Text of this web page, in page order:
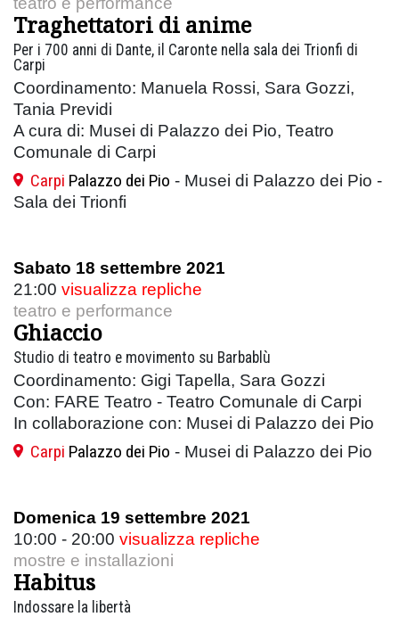
Traghettatori di anime
Per i 700 anni di Dante, il Caronte nella sala dei Trionfi di
Carpi
Coordinamento: Manuela Rossi, Sara Gozzi,
Tania Previdi
A cura di: Musei di Palazzo dei Pio, Teatro
Comunale di Carpi
Carpi Palazzo dei Pio - Musei di Palazzo dei Pio -
Sala dei Trionfi
Sabato 18 settembre 2021
21:00 visualizza repliche
teatro e performance
Ghiaccio
Studio di teatro e movimento su Barbablù
Coordinamento: Gigi Tapella, Sara Gozzi
Con: FARE Teatro - Teatro Comunale di Carpi
In collaborazione con: Musei di Palazzo dei Pio
Carpi Palazzo dei Pio - Musei di Palazzo dei Pio
Domenica 19 settembre 2021
10:00 - 20:00 visualizza repliche
mostre e installazioni
Habitus
Indossare la libertà